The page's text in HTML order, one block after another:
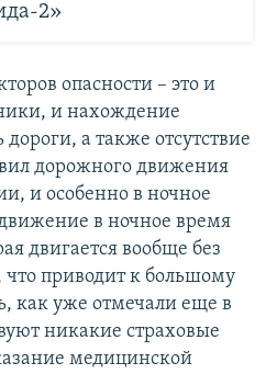
2»
опасности – это и
и нахождение
а также отсутствие
дорожного движения
и особенно в ночное
в ночное время
двигается вообще без
приводит к большому
как уже отмечали еще в
никакие страховые
медицинской